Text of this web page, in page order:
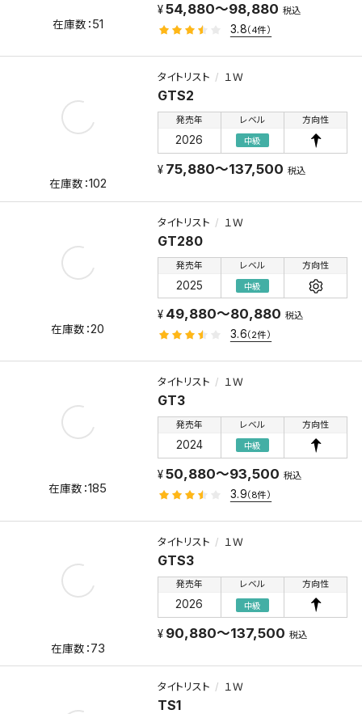
51
54,880～98,880 税込
3.8（4件）
タイトリスト １Ｗ
GTS2
発売年
2026
レベル
中級
方向性
102
75,880～137,500 税込
タイトリスト １Ｗ
GT280
発売年
2025
レベル
中級
方向性
20
49,880～80,880 税込
3.6（2件）
タイトリスト １Ｗ
GT3
発売年
2024
レベル
中級
方向性
185
50,880～93,500 税込
3.9（8件）
タイトリスト １Ｗ
GTS3
発売年
2026
レベル
中級
方向性
73
90,880～137,500 税込
タイトリスト １Ｗ
TS1